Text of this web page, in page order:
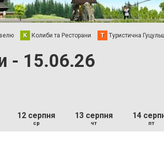
К Колиби та Ресторани Т Туристична
- 15.06.26
12 серпня
ср
13 серпня
чт
14
пт